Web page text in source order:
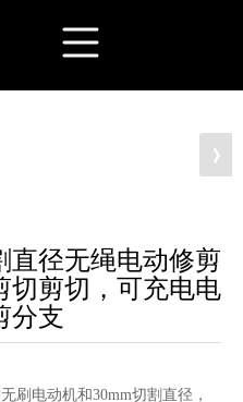
直径无绳电动修剪
切剪切，可充电电
分支
刷电动机和30mm切割直径，